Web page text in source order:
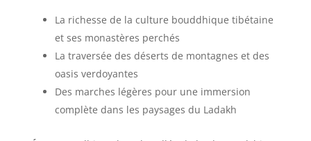
La richesse de la culture bouddhique tibétaine
et ses monastères perchés
La traversée des déserts de montagnes et des
oasis verdoyantes
Des marches légères pour une immersion
complète dans les paysages du Ladakh